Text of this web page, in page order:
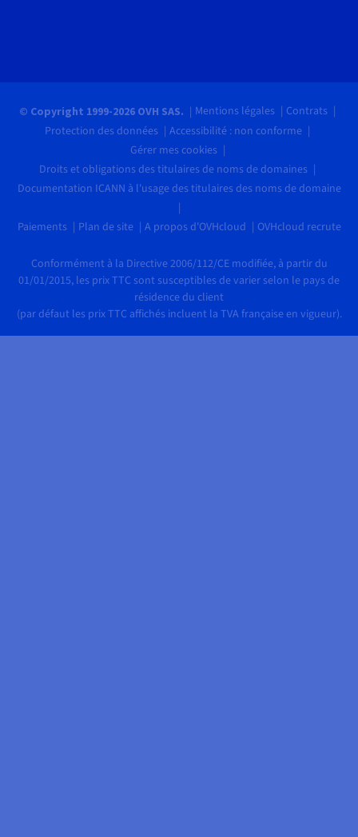
© Copyright 1999-2026 OVH SAS. Mentions légales
Contrats
Protection des données
Accessibilité : non conforme
Gérer mes cookies
Droits et obligations des titulaires de noms de domaines
Documentation ICANN à l'usage des titulaires des noms de domaine
Paiements Plan de site A propos d'OVHcloud OVHcloud recrute
Conformément à la Directive 2006/112/CE modifiée, à partir du
01/01/2015, les prix TTC sont susceptibles de varier selon le pays de
résidence du client
(par défaut les prix TTC affichés incluent la TVA française en vigueur).